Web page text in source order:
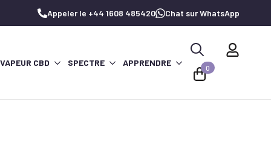
Appeler le +44 1608 485420 Chat sur WhatsApp
CBD SPECTRE APPRENDRE
Recherche
de
0